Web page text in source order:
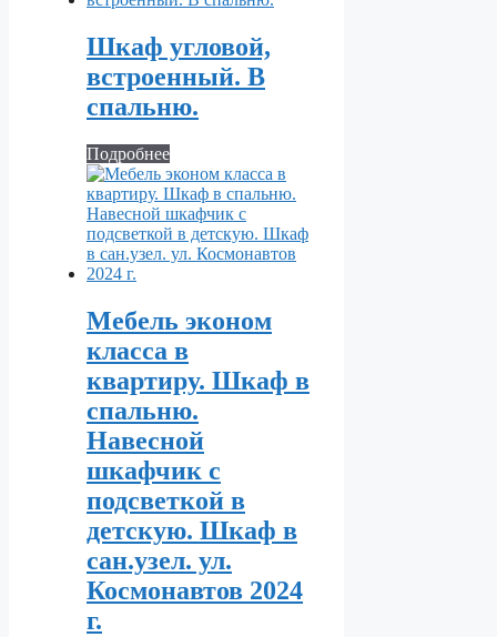
Шкаф угловой,
встроенный. В
спальню.
Подробнее
Мебель эконом
класса в
квартиру. Шкаф в
спальню.
Навесной
шкафчик с
подсветкой в
детскую. Шкаф в
сан.узел. ул.
Космонавтов 2024
г.